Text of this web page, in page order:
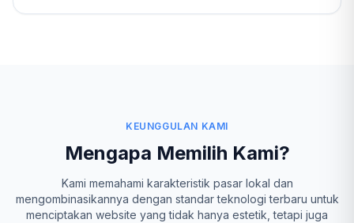
KEUNGGULAN KAMI
Mengapa Memilih Kami?
Kami memahami karakteristik pasar lokal dan
mengombinasikannya dengan standar teknologi terbaru untuk
menciptakan website yang tidak hanya estetik, tetapi juga